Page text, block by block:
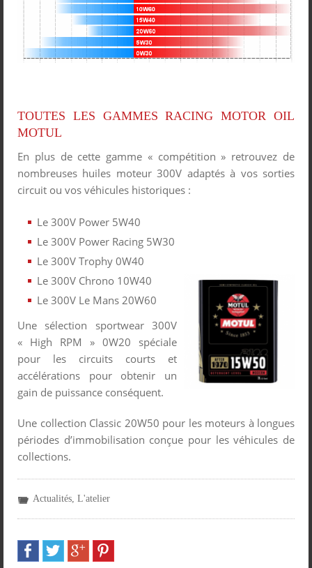
TOUTES LES GAMMES RACING MOTOR OIL
MOTUL
En plus de cette gamme « compétition » retrouvez de
nombreuses huiles moteur 300V adaptés à vos sorties
circuit ou vos véhicules historiques :
Le 300V Power 5W40
Le 300V Power Racing 5W30
Le 300V Trophy 0W40
Le 300V Chrono 10W40
Le 300V Le Mans 20W60
Une sélection sportwear 300V
« High RPM » 0W20 spéciale
pour les circuits courts et
accélérations pour obtenir un
gain de puissance conséquent.
Une collection Classic 20W50 pour les moteurs à longues
périodes d’immobilisation conçue pour les véhicules de
collections.
Actualités, L'atelier